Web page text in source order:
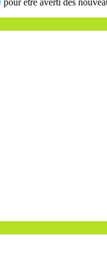
pour être averti des